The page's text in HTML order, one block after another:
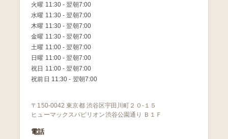
火曜 11:30 - 翌朝7:00
水曜 11:30 - 翌朝7:00
木曜 11:30 - 翌朝7:00
金曜 11:30 - 翌朝7:00
土曜 11:00 - 翌朝7:00
日曜 11:00 - 翌朝7:00
祝日 11:00 - 翌朝7:00
祝前日 11:30 - 翌朝7:00
〒150-0042 東京都 渋谷区宇田川町２０-１５
ヒューマックスパビリオン渋谷公園通り Ｂ１Ｆ
電話